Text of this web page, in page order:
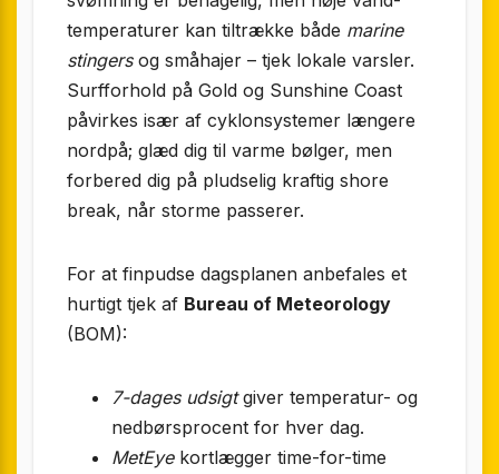
temperaturer kan tiltrække både marine
stingersog småhajer – tjek lokale varsler.
Surfforhold på Gold og Sunshine Coast
påvirkes især af cyklon­systemer længere
nordpå; glæd dig til varme bølger, men
forbered dig på pludselig kraftig shore
break, når storme passerer.
For at finpudse dagsplanen anbefales et
hurtigt tjek af Bureau of Meteorology
(BOM):
7-dages udsigtgiver temperatur- og
nedbørs­procent for hver dag.
MetEyekortlægger time-for-time